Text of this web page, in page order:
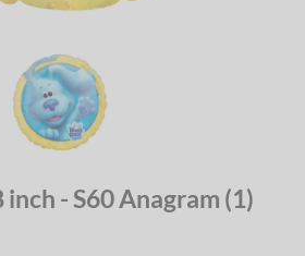
inch - S60 Anagram (1)